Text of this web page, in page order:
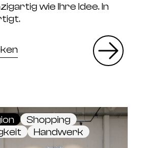
wie Ihre Idee. In
Shopping
Handwerk